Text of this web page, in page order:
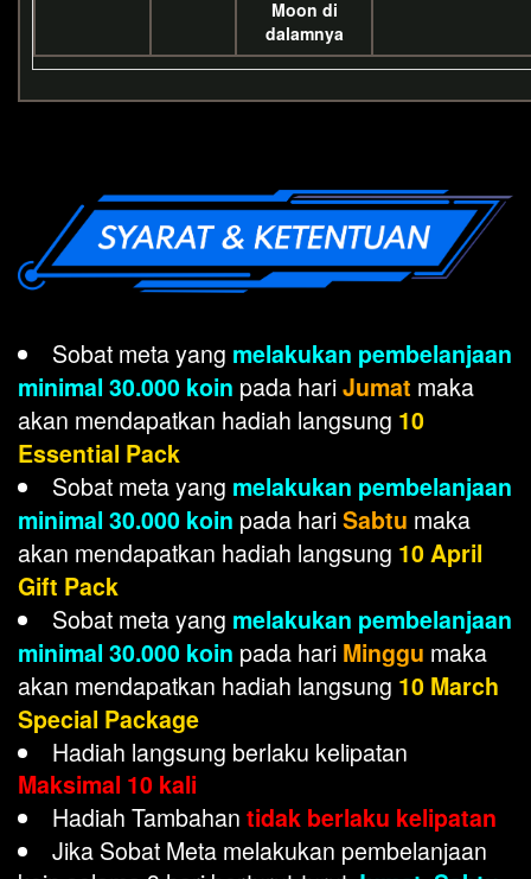
Moon di
dalamnya
Sobat meta yang melakukan pembelanjaan
minimal 30.000 koin pada hariJumat maka
akan mendapatkan hadiah langsung 10
Essential Pack
Sobat meta yang melakukan pembelanjaan
minimal 30.000 koin pada hariSabtu maka
akan mendapatkan hadiah langsung 10 April
Gift Pack
Sobat meta yang melakukan pembelanjaan
minimal 30.000 koin pada hari Minggu maka
akan mendapatkan hadiah langsung 10 March
Special Package
Hadiah langsung berlaku kelipatan
Maksimal 10 kali
Hadiah Tambahan tidak berlaku kelipatan
Jika Sobat Meta melakukan pembelanjaan